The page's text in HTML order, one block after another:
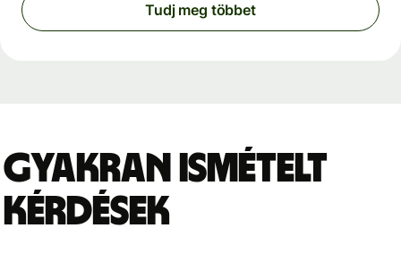
Tudj meg többet
Gyakran ismételt
kérdések